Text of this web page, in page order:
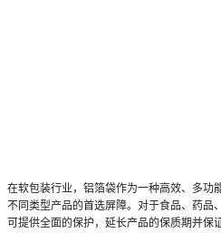
在软包装行业，铝箔袋作为一种高效、多功
不同类型产品的首选屏障。对于食品、药品
可提供全面的保护，延长产品的保质期并保